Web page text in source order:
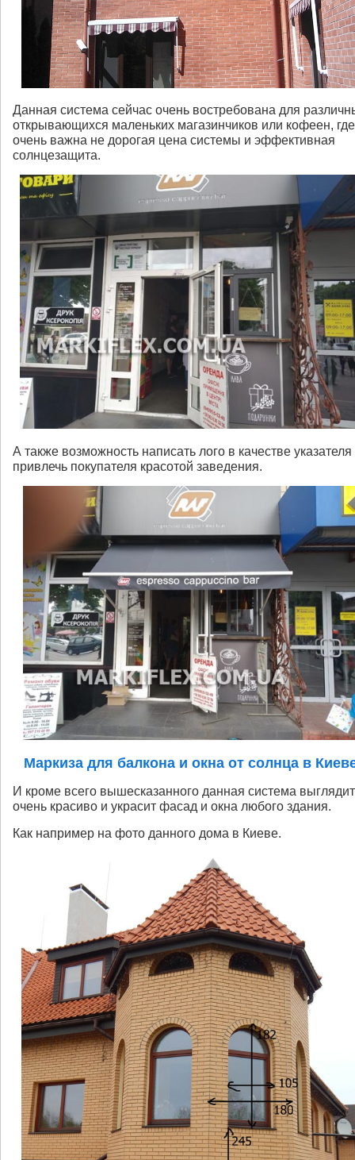
Данная система сейчас очень востребована для
открывающихся маленьких магазинчиков или кофеен, где
очень важна не дорогая цена системы и эффективная
солнцезащита.
А также возможность написать лого в качестве указателя
привлечь покупателя красотой заведения.
Маркиза для балкона и окна от солнца в
И кроме всего вышесказанного данная система выглядит
очень красиво и украсит фасад и окна любого здания.
Как например на фото данного дома в Киеве.